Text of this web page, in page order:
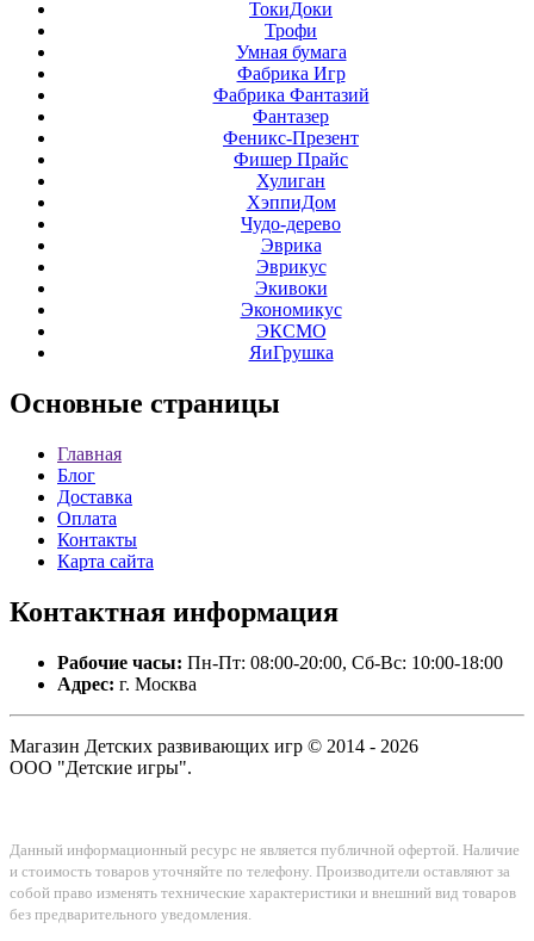
ТокиДоки
Трофи
Умная бумага
Фабрика Игр
Фабрика Фантазий
Фантазер
Феникс-Презент
Фишер Прайс
Хулиган
ХэппиДом
Чудо-дерево
Эврика
Эврикус
Экивоки
Экономикус
ЭКСМО
ЯиГрушка
Основные страницы
Главная
Блог
Доставка
Оплата
Контакты
Карта сайта
Контактная информация
Рабочие часы: Пн-Пт: 08:00-20:00, Сб-Вс: 10:00-18:00
Адрес: г. Москва
Магазин Детских развивающих игр © 2014 - 2026
ООО "Детские игры".
Данный информационный ресурс не является публичной офертой. Наличие
и стоимость товаров уточняйте по телефону. Производители оставляют за
собой право изменять технические характеристики и внешний вид товаров
без предварительного уведомления.